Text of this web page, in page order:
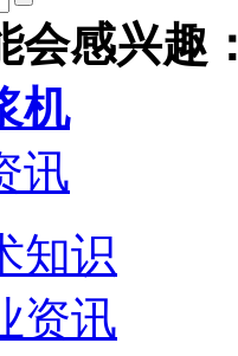
会感兴趣：
机
讯
知识
资讯